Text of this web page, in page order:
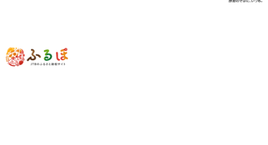
饅頭・羊羹・大福